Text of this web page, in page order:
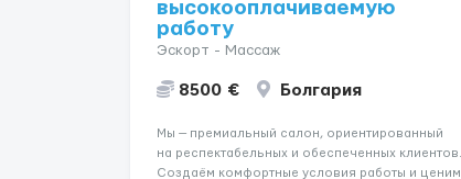
высокооплачиваемую
работу
Эскорт - Массаж
8500 € Болгария
Мы — премиальный салон, ориентированный
на респектабельных и обеспеченных клиентов.
Создаём комфортные условия работы и ценим